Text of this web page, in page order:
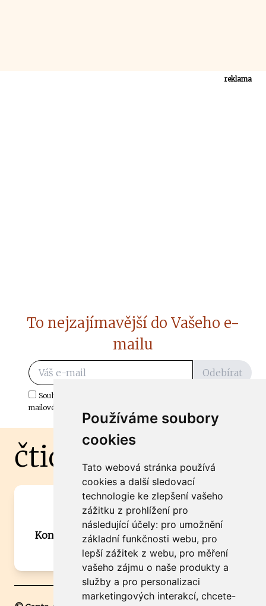
Používáme soubory
cookies
Tato webová stránka používá
cookies a další sledovací
technologie ke zlepšení vašeho
zážitku z prohlížení pro
následující účely: pro umožnění
základní funkčnosti webu, pro
lepší zážitek z webu, pro měření
vašeho zájmu o naše produkty a
služby a pro personalizaci
marketingových interakcí, chcete-
reklama
To nejzajímavější do Vašeho e-
mailu
Odebírat
Souhlasím s odběrem důležitých zpráv ze ČtiDoma.cz do mé e-
mailové schránky.
čtidoma.cz
Máte zajímavou informaci? Chcete
spolupracovat?
Kontaktujte šéfredaktora Martina Chalupu:
chalupa@ctidoma.cz